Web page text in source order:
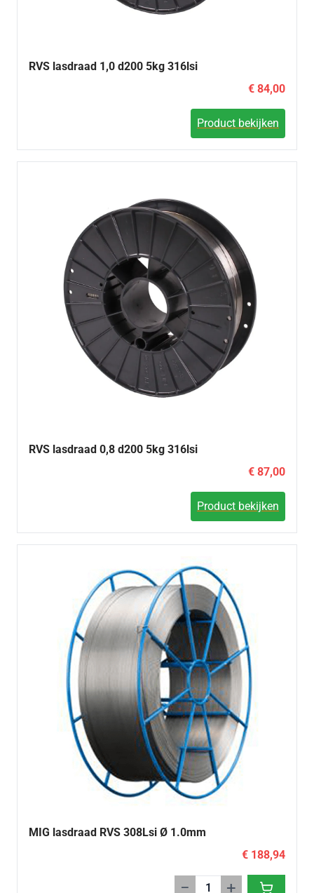
RVS lasdraad 1,0 d200 5kg 316lsi
€ 84,00
Product bekijken
RVS lasdraad 0,8 d200 5kg 316lsi
€ 87,00
Product bekijken
MIG lasdraad RVS 308Lsi Ø 1.0mm
€ 188,94
− +